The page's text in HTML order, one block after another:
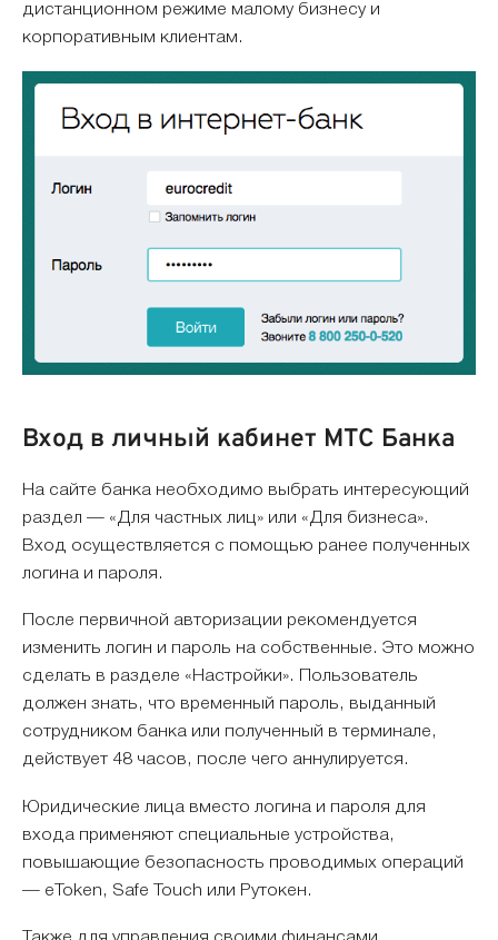
дистанционном режиме малому бизнесу и
корпоративным клиентам.
Вход в личный кабинет МТС Банка
На сайте банка необходимо выбрать интересующий
раздел — «Для частных лиц» или «Для бизнеса».
Вход осуществляется с помощью ранее полученных
логина и пароля.
После первичной авторизации рекомендуется
изменить логин и пароль на собственные. Это можно
сделать в разделе «Настройки». Пользователь
должен знать, что временный пароль, выданный
сотрудником банка или полученный в терминале,
действует 48 часов, после чего аннулируется.
Юридические лица вместо логина и пароля для
входа применяют специальные устройства,
повышающие безопасность проводимых операций
— eToken, Safe Touch или Рутокен.